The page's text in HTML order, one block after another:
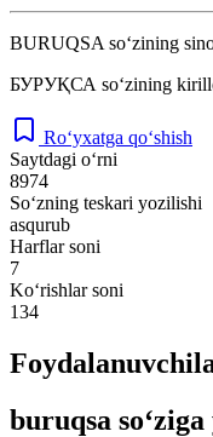
BURUQSA so‘zining
БУРУҚСА so‘zining
Ro‘yxatga qo‘shish
Saytdagi o‘rni
8974
So‘zning teskari yozilishi
asqurub
Harflar soni
7
Ko‘rishlar soni
134
buruqsa